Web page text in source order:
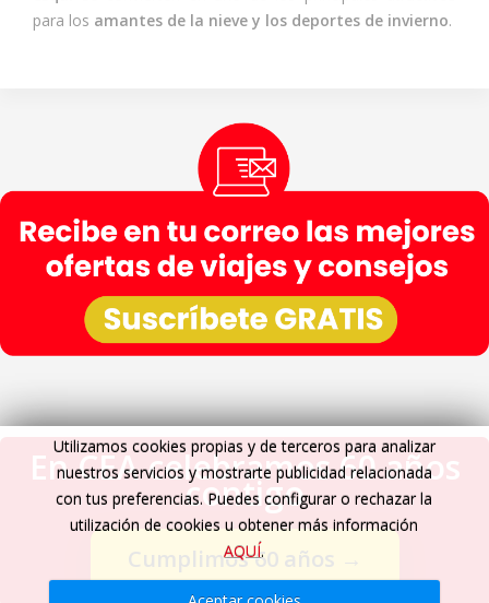
para los amantes de la nieve y los deportes de invierno.
En CEA celebramos 60 años
contigo
Cumplimos 60 años →
Utilizamos cookies propias y de terceros para analizar
nuestros servicios y mostrarte publicidad relacionada
con tus preferencias. Puedes configurar o rechazar la
utilización de cookies u obtener más información
AQUÍ.